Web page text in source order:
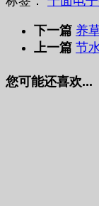
下一篇 养
上一篇 节
您可能还喜欢...